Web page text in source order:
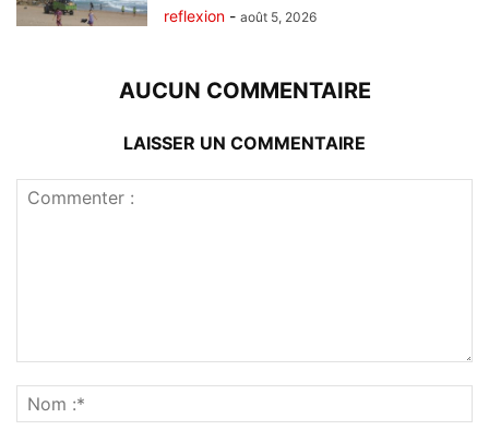
reflexion - août 5, 2026
AUCUN COMMENTAIRE
LAISSER UN COMMENTAIRE